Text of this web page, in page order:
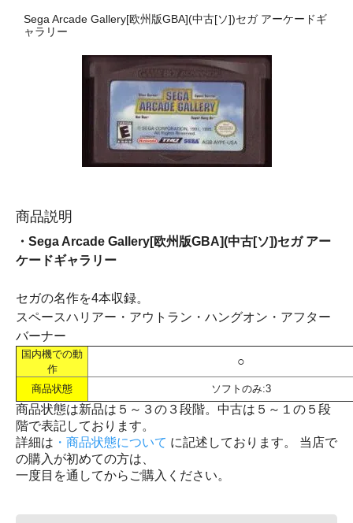
Sega Arcade Gallery[欧州版GBA](中古[ソ])セガ アーケードギ
ャラリー
商品説明
・Sega Arcade Gallery[欧州版GBA](中古[ソ])セガ アー
ケードギャラリー
セガの名作を4本収録。
スペースハリアー・アウトラン・ハングオン・アフター
バーナー
国内機での動
作
○
商品状態 ソフトのみ:3
商品状態は新品は５～３の３段階。中古は５～１の５段
階で表記しております。
詳細は ・商品状態について に記述しております。 当店で
の購入が初めての方は、
一度目を通してからご購入ください。